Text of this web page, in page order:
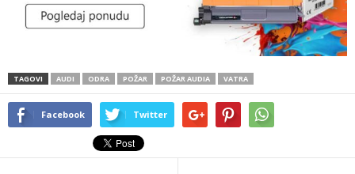
TAGOVI AUDI ODRA POŽAR POŽAR AUDIA VATRA
Facebook Twitter